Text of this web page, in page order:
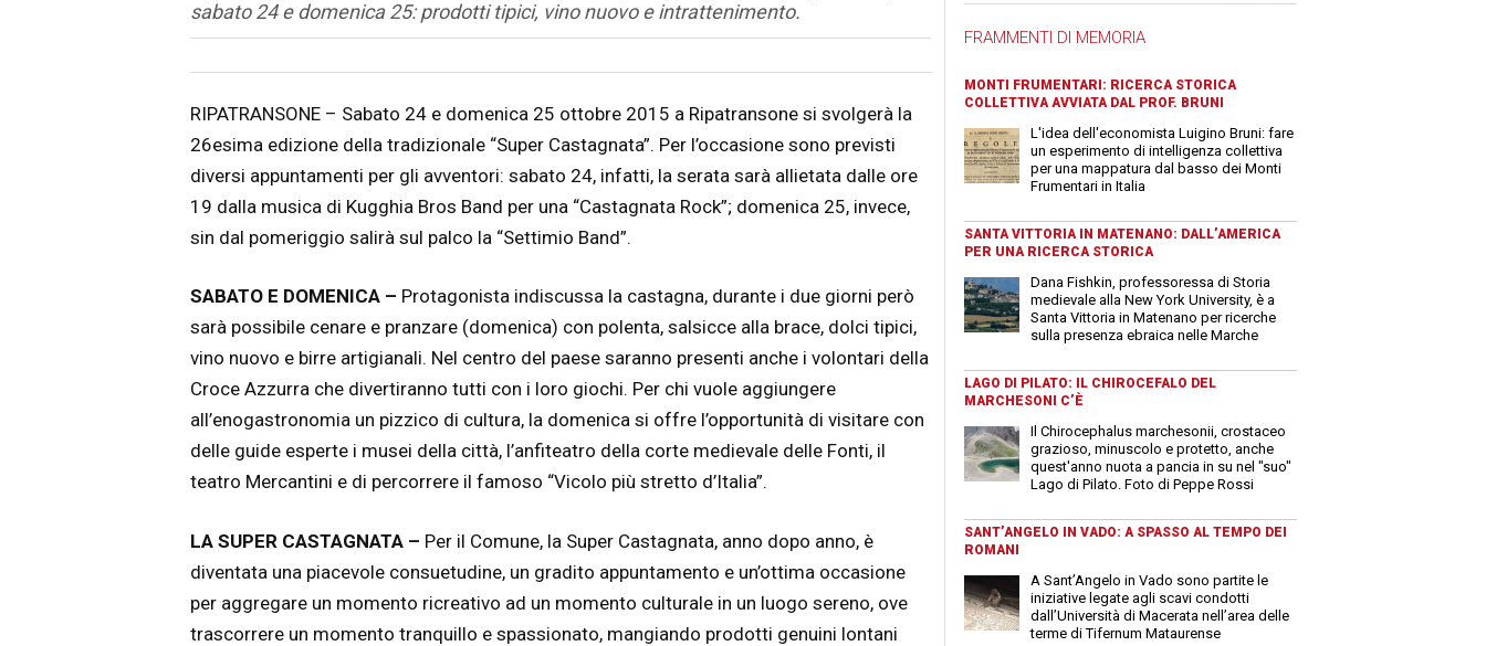
sabato 24 e domenica 25: prodotti tipici, vino nuovo e intrattenimento.
Articolo
Testo articolo principale
RIPATRANSONE – Sabato 24 e domenica 25 ottobre 2015 a Ripatransone si svolgerà la
26esima edizione della tradizionale “Super Castagnata”. Per l’occasione sono previsti
diversi appuntamenti per gli avventori: sabato 24, infatti, la serata sarà allietata dalle ore
19 dalla musica di Kugghia Bros Band per una “Castagnata Rock”; domenica 25, invece,
sin dal pomeriggio salirà sul palco la “Settimio Band”.
SABATO E DOMENICA – Protagonista indiscussa la castagna, durante i due giorni però
sarà possibile cenare e pranzare (domenica) con polenta, salsicce alla brace, dolci tipici,
vino nuovo e birre artigianali. Nel centro del paese saranno presenti anche i volontari della
Croce Azzurra che divertiranno tutti con i loro giochi. Per chi vuole aggiungere
all’enogastronomia un pizzico di cultura, la domenica si offre l’opportunità di visitare con
delle guide esperte i musei della città, l’anfiteatro della corte medievale delle Fonti, il
teatro Mercantini e di percorrere il famoso “Vicolo più stretto d’Italia”.
LA SUPER CASTAGNATA – Per il Comune, la Super Castagnata, anno dopo anno, è
diventata una piacevole consuetudine, un gradito appuntamento e un’ottima occasione
per aggregare un momento ricreativo ad un momento culturale in un luogo sereno, ove
trascorrere un momento tranquillo e spassionato, mangiando prodotti genuini lontani
FRAMMENTI DI MEMORIA
MONTI FRUMENTARI: RICERCA STORICA
COLLETTIVA AVVIATA DAL PROF. BRUNI
L'idea dell'economista Luigino Bruni: fare
un esperimento di intelligenza collettiva
per una mappatura dal basso dei Monti
Frumentari in Italia
SANTA VITTORIA IN MATENANO: DALL’AMERICA
PER UNA RICERCA STORICA
Dana Fishkin, professoressa di Storia
medievale alla New York University, è a
Santa Vittoria in Matenano per ricerche
sulla presenza ebraica nelle Marche
LAGO DI PILATO: IL CHIROCEFALO DEL
MARCHESONI C’È
Il Chirocephalus marchesonii, crostaceo
grazioso, minuscolo e protetto, anche
quest'anno nuota a pancia in su nel "suo"
Lago di Pilato. Foto di Peppe Rossi
SANT’ANGELO IN VADO: A SPASSO AL TEMPO DEI
ROMANI
A Sant’Angelo in Vado sono partite le
iniziative legate agli scavi condotti
dall’Università di Macerata nell’area delle
terme di Tifernum Mataurense